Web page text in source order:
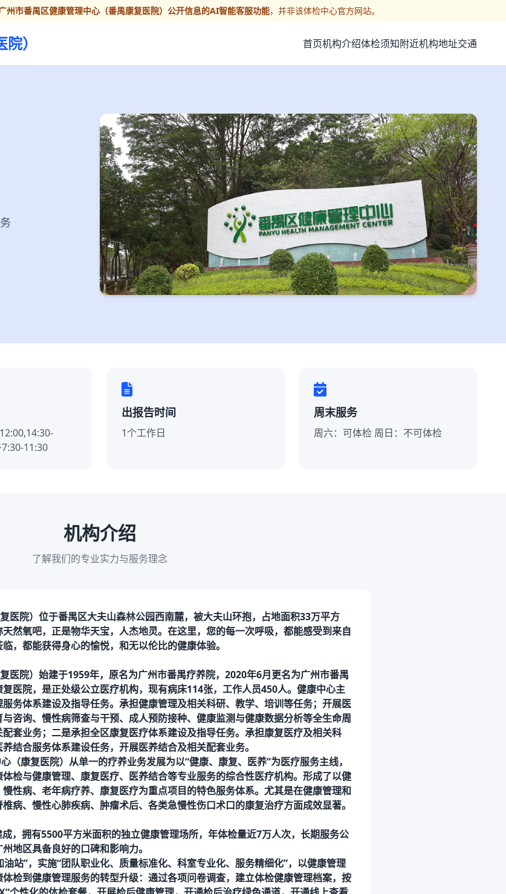
州市番禺区健康管理中心（番禺康复医院）公开信息的AI智能客服功能，并非该体检中心官方网站。
） 首页机构介绍体检须知附近机构地址交通
11:30
出报告时间
1个工作日
周末服务
周六：可体检 周日：不可体检
机构介绍
了解我们的专业实力与服务理念
医院）位于番禺区大夫山森林公园西南麓，被大夫山环抱，占地面积33万平方
然氧吧，正是物华天宝，人杰地灵。在这里，您的每一次呼吸，都能感受到来自
，都能获得身心的愉悦，和无以伦比的健康体验。
医院）始建于1959年，原名为广州市番禺疗养院，2020年6月更名为广州市番禺
医院，是正处级公立医疗机构，现有病床114张，工作人员450人。健康中心主
务体系建设及指导任务。承担健康管理及相关科研、教学、培训等任务；开展医
咨询、慢性病筛查与干预、成人预防接种、健康监测与健康数据分析等全生命周
套业务；二是承担全区康复医疗体系建设及指导任务。承担康复医疗及相关科
结合服务体系建设任务，开展医养结合及相关配套业务。
（康复医院）从单一的疗养业务发展为以“健康、康复、医养”为医疗服务主线，
检与健康管理、康复医疗、医养结合等专业服务的综合性医疗机构。形成了以健
性病、老年病疗养、康复医疗为重点项目的特色服务体系。尤其是在健康管理和
病、慢性心肺疾病、肿瘤术后、各类急慢性伤口术口的康复治疗方面成效显著。
， 拥有5500平方米面积的独立健康管理场所，年体检量近7万人次，长期服务公
地区具备良好的口碑和影响力。
油站”，实施“团队职业化、质量标准化、科室专业化、服务精细化”，以健康管理
检到健康管理服务的转型升级： 通过各项问卷调查，建立体检健康管理档案，按